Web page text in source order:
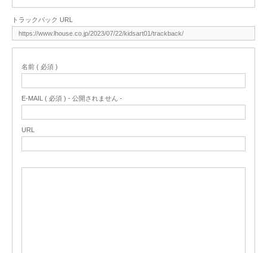
トラックバック URL
名前 ( 必須 )
E-MAIL ( 必須 ) - 公開されません -
URL